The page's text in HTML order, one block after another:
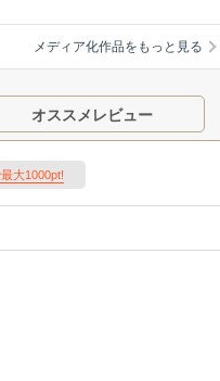
社畜・佐野ユージ！ 異世界で
。冒険者になることも難しいと
ムのおかげで様々な魔法、そし
倒的な力を得たユージだが、
自覚無双！
ブ刊） / 原作イラスト:風花風
共同キャラクターデザイン・総
色彩設計:竹澤聡 / 美術監督:平
（サンジゲン） / 音響監督:田
ポニーキャニオン
スラちゃんず△「ごはんだヨ
メディア化作品をもっと見る
オススメレビュー
大1000pt!